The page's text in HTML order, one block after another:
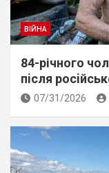
ВІЙНА
84-річного
пiсля
07/31/2026